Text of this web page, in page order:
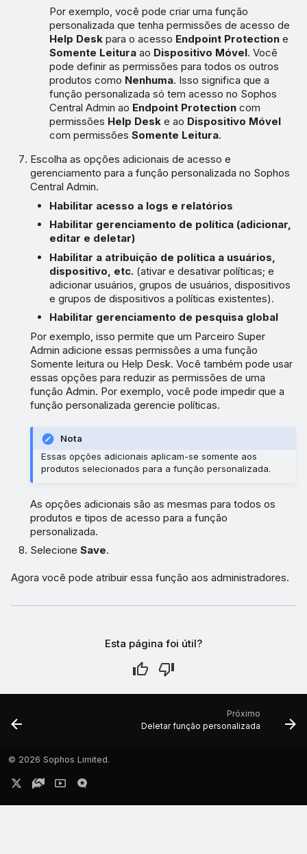
Por exemplo, você pode criar uma função
personalizada que tenha permissões de acesso de
Help Desk para o acesso Endpoint Protection e
Somente Leitura ao Dispositivo Móvel. Você
pode definir as permissões para todos os outros
produtos como Nenhuma. Isso significa que a
função personalizada só tem acesso no Sophos
Central Admin ao Endpoint Protection com
permissões Help Desk e ao Dispositivo Móvel
com permissõesSomente Leitura.
Escolha as opções adicionais de acesso e
gerenciamento para a função personalizada no Sophos
Central Admin.
Habilitar acesso a logs e relatórios
Habilitar gerenciamento de política (adicionar,
editar e deletar)
Habilitar a atribuição de política a usuários,
dispositivo, etc. (ativar e desativar políticas; e
adicionar usuários, grupos de usuários, dispositivos
e grupos de dispositivos a políticas existentes).
Habilitar gerenciamento de pesquisa global
Por exemplo, isso permite que um Parceiro Super
Admin adicione essas permissões a uma função
Somente leitura ou Help Desk. Você também pode usar
essas opções para reduzir as permissões de uma
função Admin. Por exemplo, você pode impedir que a
função personalizada gerencie políticas.
Nota
Essas opções adicionais aplicam-se somente aos
produtos selecionados para a função personalizada.
As opções adicionais são as mesmas para todos os
produtos e tipos de acesso para a função
personalizada.
SelecioneSave.
Agora você pode atribuir essa função aos administradores.
Esta página foi útil?
Próximo
Deletar função personalizada
© 2026 Sophos Limited.